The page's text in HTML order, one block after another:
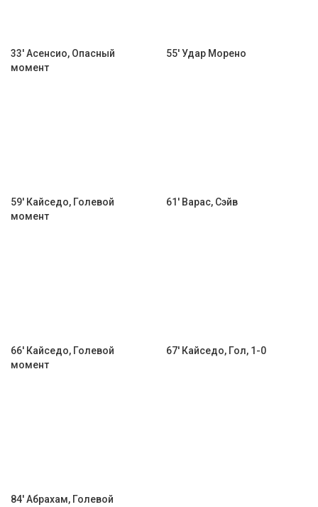
33' Асенсио, Опасный
момент
55' Удар Морено
59' Кайседо, Голевой
момент
61' Варас, Сэйв
66' Кайседо, Голевой
момент
67' Кайседо, Гол, 1-0
84' Абрахам, Голевой